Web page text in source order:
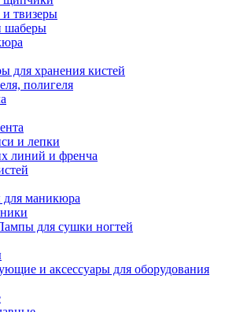
твизеры
шаберы
для хранения кистей
полигеля
и лепки
линий и френча
маникюра
для сушки ногтей
и аксессуары для оборудования